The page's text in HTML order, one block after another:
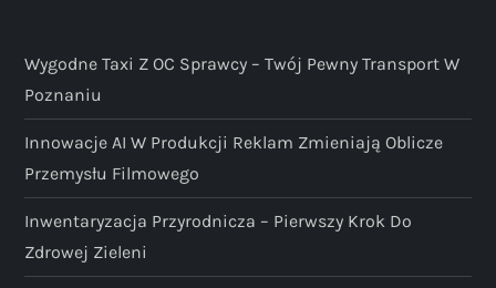
Wygodne Taxi Z OC Sprawcy – Twój Pewny Transport W
Poznaniu
Innowacje AI W Produkcji Reklam Zmieniają Oblicze
Przemysłu Filmowego
Inwentaryzacja Przyrodnicza – Pierwszy Krok Do
Zdrowej Zieleni